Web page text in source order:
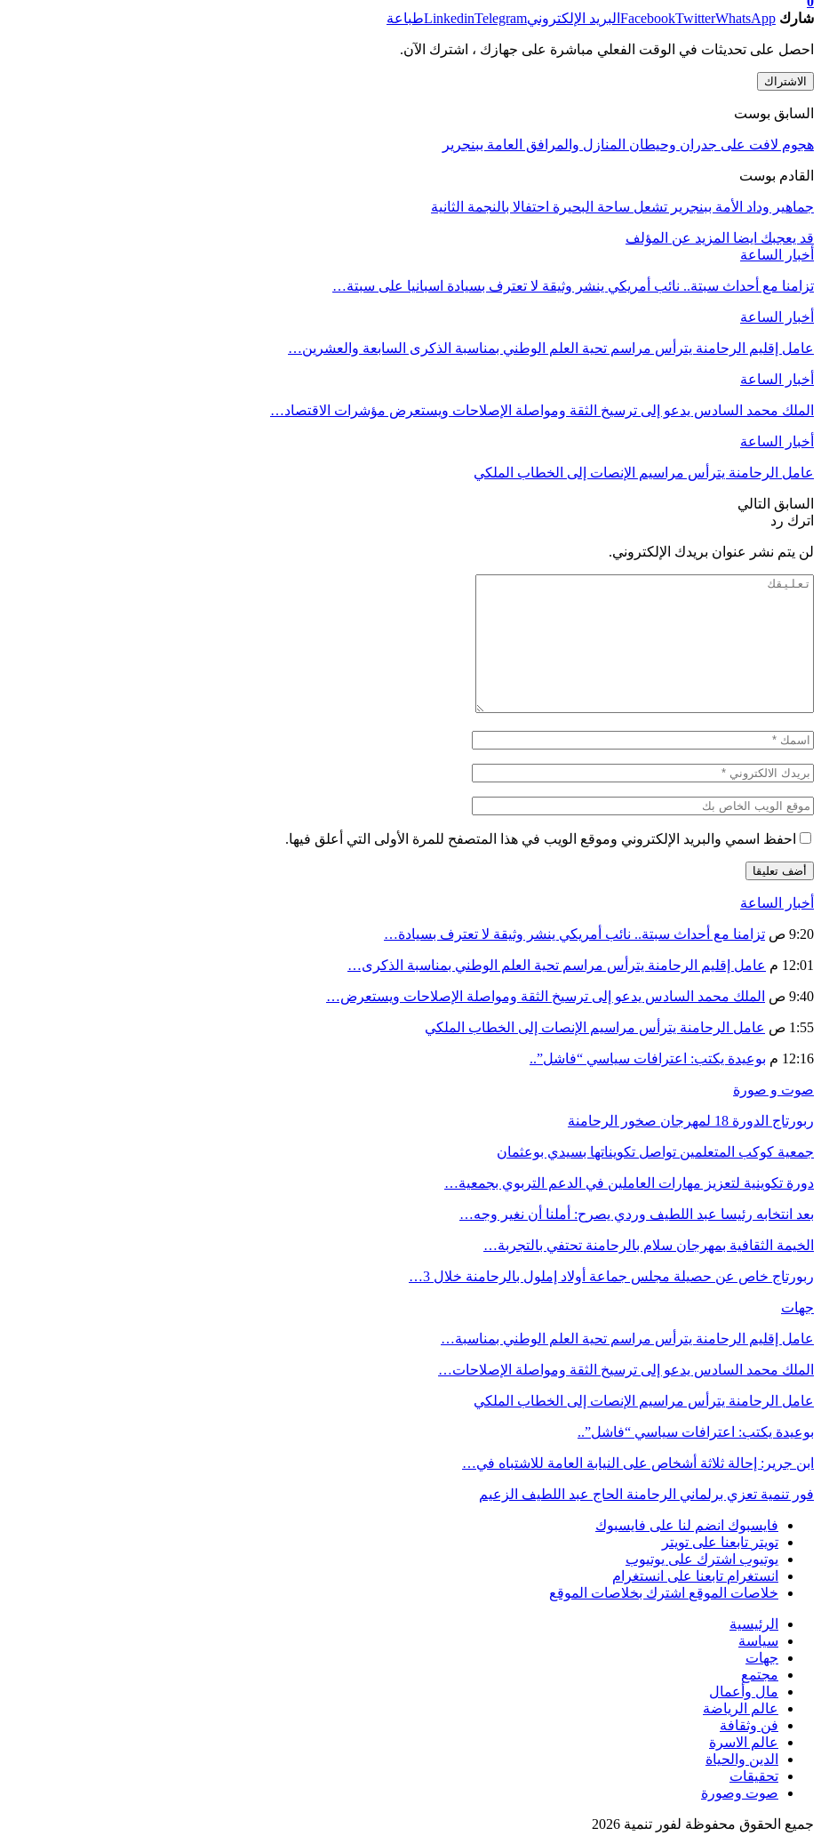
شارك
FacebookTwitterWhatsApp البريد الإلكتروني LinkedinTelegram طباعة
احصل على تحديثات في الوقت الفعلي مباشرة على جهازك ، اشترك الآن.
الاشتراك
السابق بوست
هجوم لافت على جدران وحيطان المنازل والمرافق العامة ببنجرير
القادم بوست
جماهير وداد الأمة ببنجرير تشعل ساحة البحيرة احتفالا بالنجمة الثانية
قد يعجبك ايضا المزيد عن المؤلف
أخبار الساعة
تزامنا مع أحداث سبتة.. نائب أمريكي ينشر وثيقة لا تعترف بسيادة اسبانيا على سبتة…
أخبار الساعة
عامل إقليم الرحامنة يترأس مراسم تحية العلم الوطني بمناسبة الذكرى السابعة والعشرين…
أخبار الساعة
الملك محمد السادس يدعو إلى ترسيخ الثقة ومواصلة الإصلاحات ويستعرض مؤشرات الاقتصاد…
أخبار الساعة
عامل الرحامنة يترأس مراسيم الإنصات إلى الخطاب الملكي
السابق التالي
اترك رد
لن يتم نشر عنوان بريدك الإلكتروني.
احفظ اسمي والبريد الإلكتروني وموقع الويب في هذا المتصفح للمرة الأولى التي أعلق فيها.
أخبار الساعة
9:20 ص تزامنا مع أحداث سبتة.. نائب أمريكي ينشر وثيقة لا تعترف بسيادة…
12:01 م عامل إقليم الرحامنة يترأس مراسم تحية العلم الوطني بمناسبة الذكرى…
9:40 ص الملك محمد السادس يدعو إلى ترسيخ الثقة ومواصلة الإصلاحات ويستعرض…
1:55 ص عامل الرحامنة يترأس مراسيم الإنصات إلى الخطاب الملكي
12:16 م بوعيدة يكتب: اعترافات سياسي “فاشل”..
صوت و صورة
ربورتاج الدورة 18 لمهرجان صخور الرحامنة
جمعية كوكب المتعلمين تواصل تكويناتها بسيدي بوعثمان
دورة تكوينية لتعزيز مهارات العاملين في الدعم التربوي بجمعية…
بعد انتخابه رئيسا عبد اللطيف وردي يصرح: أملنا أن نغير وجه…
الخيمة الثقافية بمهرجان سلام بالرحامنة تحتفي بالتجربة…
ربورتاج خاص عن حصيلة مجلس جماعة أولاد إملول بالرحامنة خلال 3…
جهات
عامل إقليم الرحامنة يترأس مراسم تحية العلم الوطني بمناسبة…
الملك محمد السادس يدعو إلى ترسيخ الثقة ومواصلة الإصلاحات…
عامل الرحامنة يترأس مراسيم الإنصات إلى الخطاب الملكي
بوعيدة يكتب: اعترافات سياسي “فاشل”..
ابن جرير: إحالة ثلاثة أشخاص على النيابة العامة للاشتباه في…
فور تنمية تعزي برلماني الرحامنة الحاج عبد اللطيف الزعيم
فايسبوك انضم لنا على فايسبوك
تويتر تابعنا على تويتر
يوتيوب اشترك على يوتيوب
انستغرام تابعنا على انستغرام
خلاصات الموقع اشترك بخلاصات الموقع
الرئيسية
سياسة
جهات
مجتمع
مال وأعمال
عالم الرياضة
فن وثقافة
عالم الاسرة
الدين والحياة
تحقيقات
صوت وصورة
جميع الحقوق محفوظة لفور تنمية 2026